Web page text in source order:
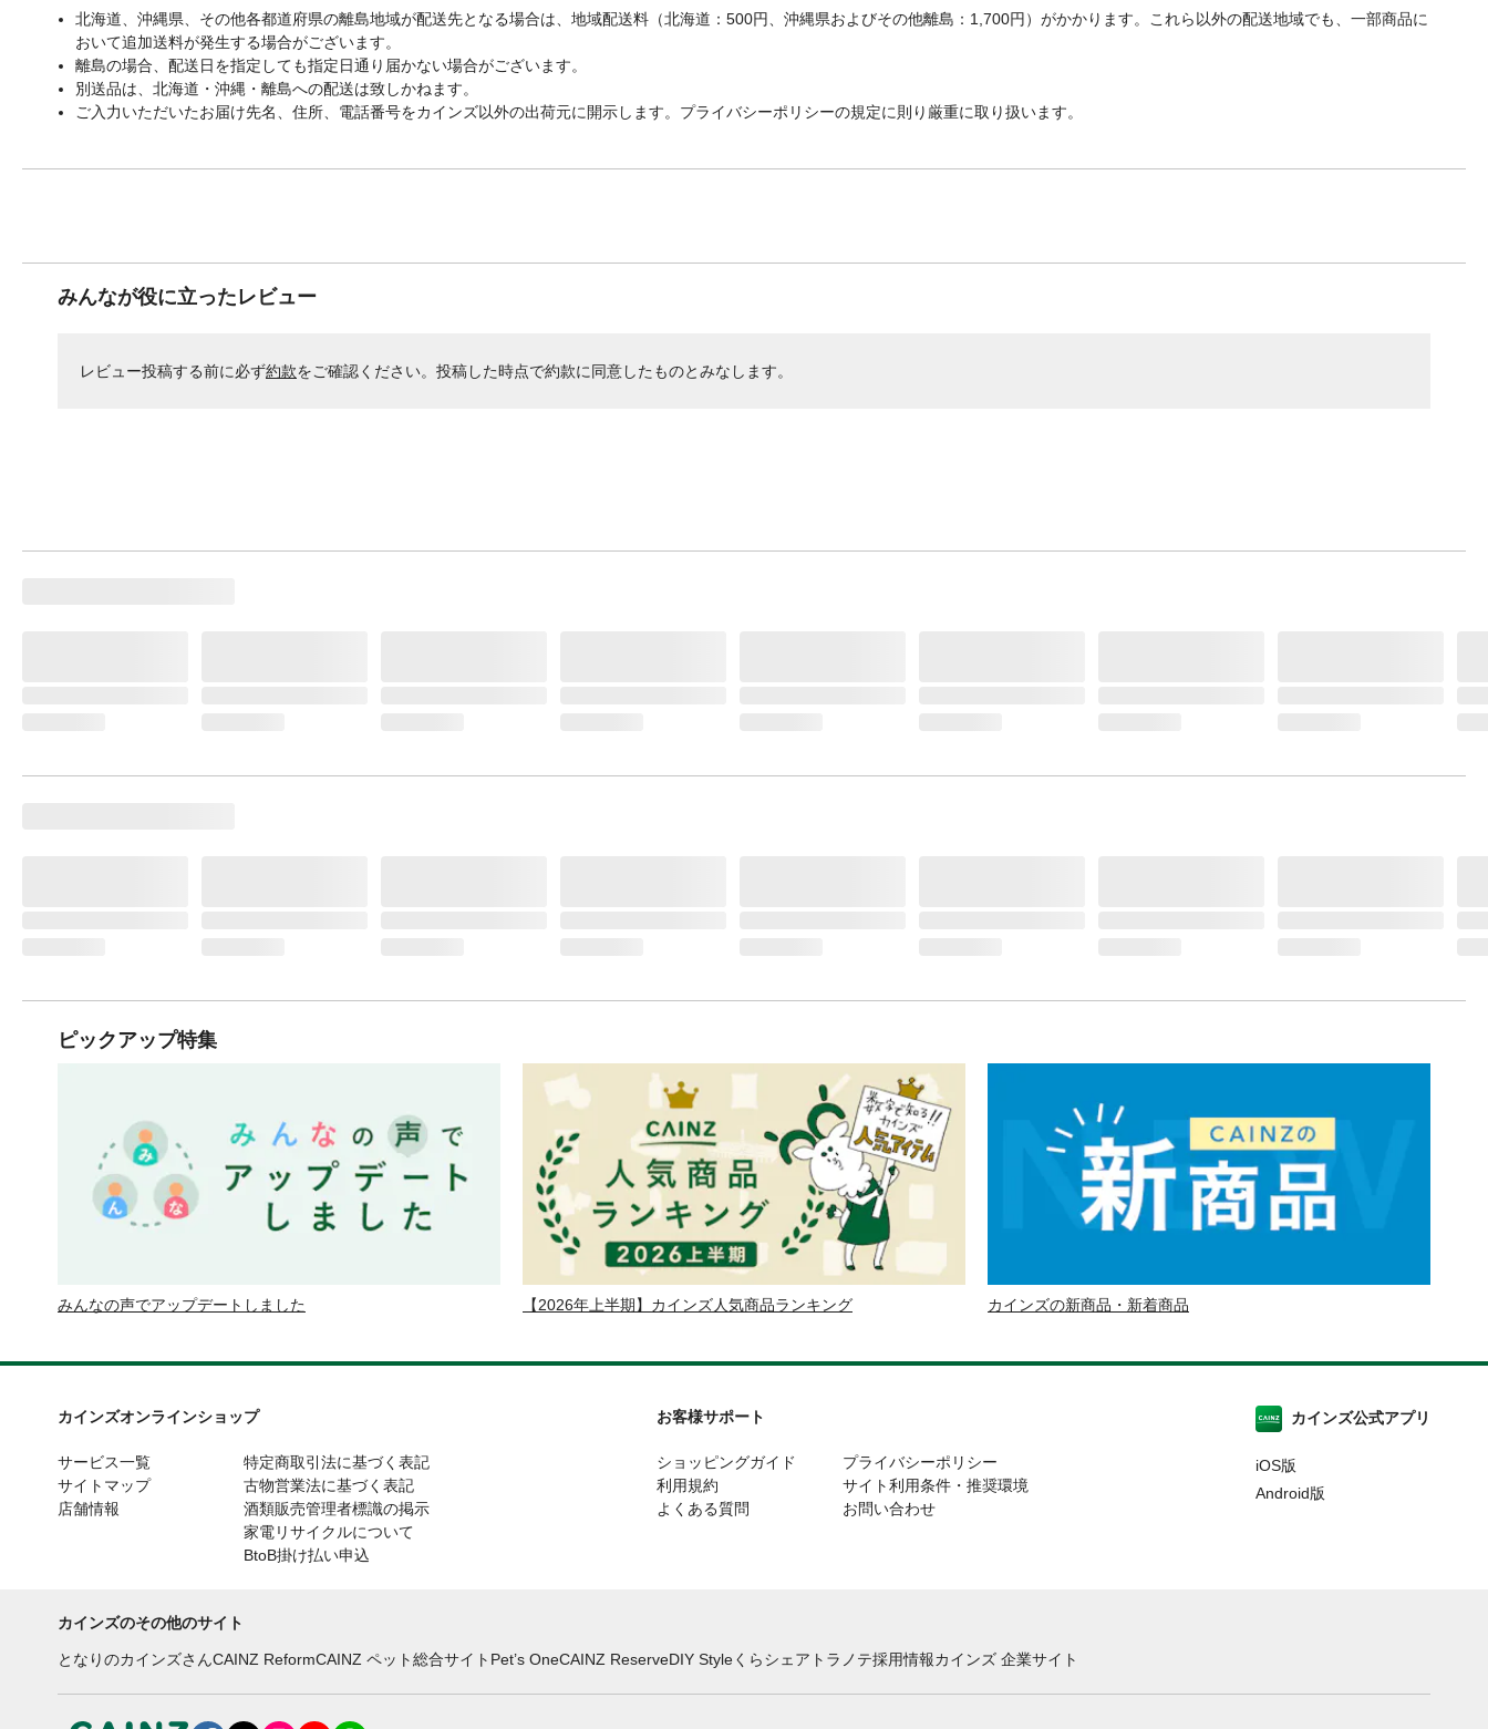
北海道、沖縄県、その他各都道府県の離島地域が配送先となる場合は、地域配送料（北海道：500円、沖縄県およびその他離島：1,700円）がかかります。これら以外の配送地域でも、一部商品に
おいて追加送料が発生する場合がございます。
離島の場合、配送日を指定しても指定日通り届かない場合がございます。
別送品は、北海道・沖縄・離島への配送は致しかねます。
ご入力いただいたお届け先名、住所、電話番号をカインズ以外の出荷元に開示します。プライバシーポリシーの規定に則り厳重に取り扱います。
みんなが役に立ったレビュー
レビュー投稿する前に必ず約款をご確認ください。投稿した時点で約款に同意したものとみなします。
ピックアップ特集
みんなの声でアップデートしました 【2026年上半期】カインズ人気商品ランキング カインズの新商品・新着商品
カインズオンラインショップ
サービス一覧
サイトマップ
店舗情報
特定商取引法に基づく表記
古物営業法に基づく表記
酒類販売管理者標識の掲示
家電リサイクルについて
BtoB掛け払い申込
お客様サポート
ショッピングガイド
利用規約
よくある質問
プライバシーポリシー
サイト利用条件・推奨環境
お問い合わせ
カインズ公式アプリ
iOS版
Android版
カインズのその他のサイト
となりのカインズさんCAINZ ReformCAINZ ペット総合サイト Pet’s OneCAINZ ReserveDIY Styleくらシェア トラノテ採用情報カインズ 企業サイト